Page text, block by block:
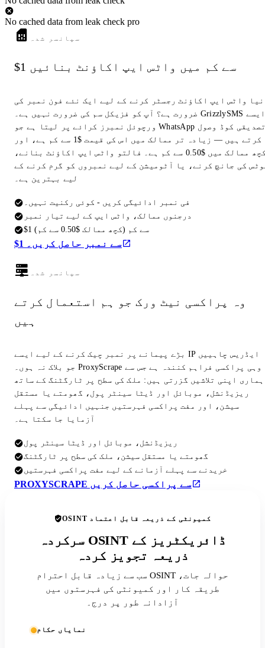
No cached data from leak check pro
سپانسر شدہ
$1 سے کم میں واٹس ایپ اکاؤنٹ بنائیں
نیا واٹس ایپ اکاؤنٹ رجسٹر کرنے کے لیے ایک نئے فون نمبر کی
ضرورت ہے؟ آپ کو فزیکل سم کی ضرورت نہیں ہے۔ GrizzlySMS ایسے
ورچوئل نمبرز کرائے پر لیتا ہے جو WhatsApp تصدیقی کوڈ وصول
کرتے ہیں — زیادہ تر ممالک میں اس کی قیمت $1 سے کم ہے، اور
کچھ ممالک میں $0.50 سے کم ہے۔ فالتو واٹس ایپ اکاؤنٹ بنانے،
کی جانچ کرنے، یا آٹومیشن کے لیے نمبروں کو گرم کرنے کے
لیے بہترین ہے۔
فی نمبر ادائیگی کریں - کوئی رکنیت نہیں۔
درجنوں ممالک، واٹس ایپ کے لیے تیار نمبر
$1 سے کم (کچھ ممالک $0.50 سے کم)
$1 سے نمبر حاصل کریں۔
سپانسر شدہ
وہ پراکسی نیٹ ورک جو ہم استعمال کرتے
ہیں
بڑے پیمانے پر نمبر چیک کرنے کے لیے ایسے IP ایڈریس چاہییں
جو بلاک نہ ہوں۔ ProxyScrape وہی پراکسی فراہم کنندہ ہے جس سے
ہماری اپنی تلاشیں گزرتی ہیں: ملک کی سطح پر ٹارگٹنگ کے ساتھ
ریزیڈنشل، موبائل اور ڈیٹا سینٹر پول، گھومتے یا مستقل
سیشن، اور مفت پراکسی فہرستیں جنہیں ادائیگی سے پہلے
آزمایا جا سکتا ہے۔
ریزیڈنشل، موبائل اور ڈیٹا سینٹر پول
گھومتے یا مستقل سیشن، ملک کی سطح پر ٹارگٹنگ
خریدنے سے پہلے آزمانے کے لیے مفت پراکسی فہرستیں
PROXYSCRAPE سے پراکسی حاصل کریں
OSINT کمیونٹی کے ذریعہ قابل اعتماد
سرکردہ OSINT ڈائریکٹریز کے
ذریعہ تجویز کردہ
سب سے زیادہ قابل احترام OSINT حوالہ جات،
طریقہ کار اور کمیونٹی کی فہرستوں میں
آزادانہ طور پر درج۔
نمایاں حکام